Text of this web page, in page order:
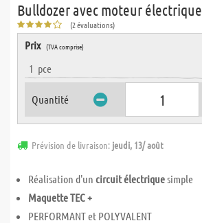
Bulldozer avec moteur électrique
(2 évaluations)
Prix (TVA comprise)
1 pce
Quantité
Prévision de livraison: jeudi, 13/ août
Réalisation d'un circuit électriquesimple
Maquette TEC +
PERFORMANT et POLYVALENT